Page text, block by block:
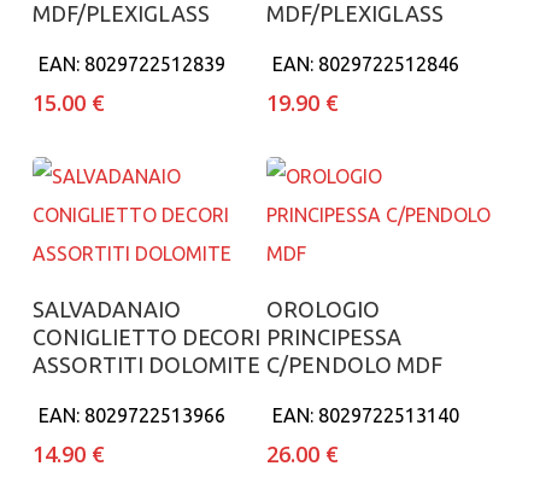
MDF/PLEXIGLASS
EAN: 8029722512839
15.00 €
MDF/PLEXIGLASS
EAN: 8029722512846
19.90 €
Aggiungi al carrello
SALVADANAIO
CONIGLIETTO DECORI
ASSORTITI DOLOMITE
EAN: 8029722513966
14.90 €
Aggiungi al carrello
OROLOGIO
PRINCIPESSA
C/PENDOLO MDF
EAN: 8029722513140
26.00 €